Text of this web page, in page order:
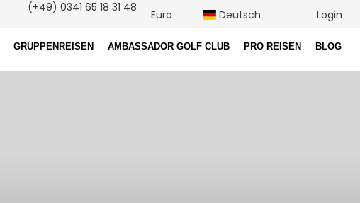
GRUPPENREISEN AMBASSADOR GOLF CLUB PRO REISEN BLOG
(+49) 0341 65 18 31 48
Euro Deutsch Login